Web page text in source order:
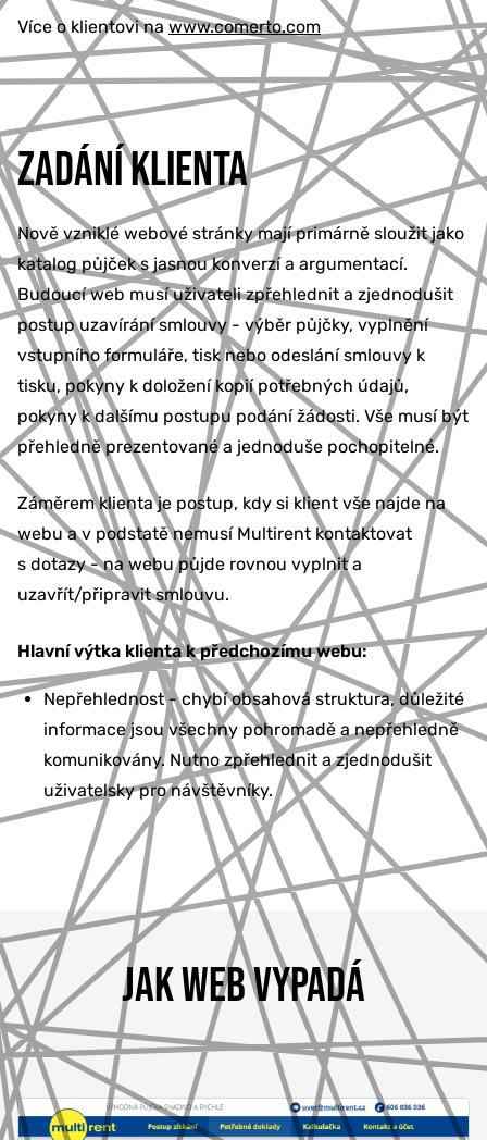
Více o klientovi nawww.comerto.com
ZADÁNÍ KLIENTA
Nově vzniklé webové stránky mají primárně sloužit jako
katalog půjček s jasnou konverzí a argumentací.
Budoucí web musí uživateli zpřehlednit a zjednodušit
postup uzavírání smlouvy - výběr půjčky, vyplnění
vstupního formuláře, tisk nebo odeslání smlouvy k
tisku, pokyny k doložení kopií potřebných údajů,
pokyny k dalšímu postupu podání žádosti. Vše musí být
přehledně prezentované a jednoduše pochopitelné.
Záměrem klienta je postup, kdy si klient vše najde na
webu a v podstatě nemusí Multirent kontaktovat
s dotazy - na webu půjde rovnou vyplnit a
uzavřít/připravit smlouvu.
Hlavní výtka klienta k předchozímu webu:
Nepřehlednost - chybí obsahová struktura, důležité
informace jsou všechny pohromadě a nepřehledně
komunikovány. Nutno zpřehlednit a zjednodušit
uživatelsky pro návštěvníky.
JAK WEB VYPADÁ